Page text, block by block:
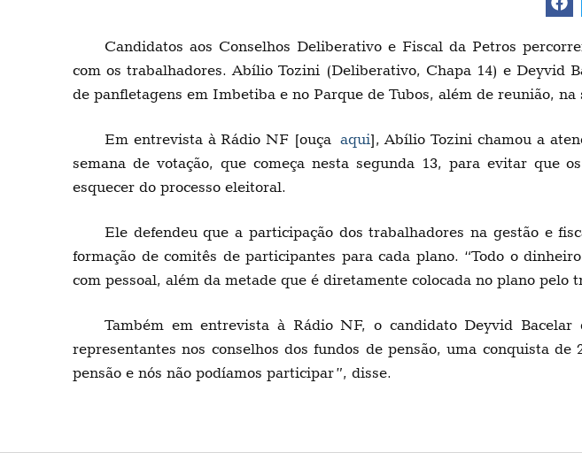
Candidatos aos Conselhos Deliberativo e Fiscal da Petros
com os trabalhadores. Abílio Tozini (Deliberativo, Chapa 14) e Deyvid
de panfletagens em Imbetiba e no Parque de Tubos, além de reunião,
Em entrevista à Rádio NF [ouça aqui], Abílio Tozini chamou a
semana de votação, que começa nesta segunda 13, para evitar que
esquecer do processo eleitoral.
Ele defendeu que a participação dos trabalhadores na gestão e
formação de comitês de participantes para cada plano. “Todo o
com pessoal, além da metade que é diretamente colocada no plano
Também em entrevista à Rádio NF, o candidato Deyvid
representantes nos conselhos dos fundos de pensão, uma conquista
pensão e nós não podíamos participar”, disse.